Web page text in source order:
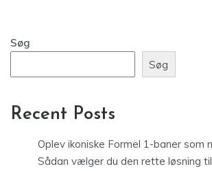
Søg
Søg
Recent Posts
Oplev ikoniske Formel 1-baner som
Sådan vælger du den rette løsning